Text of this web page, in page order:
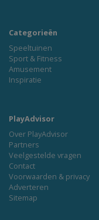
Categorieën
Speeltuinen
Sport & Fitness
Amusement
Inspiratie
PlayAdvisor
Over PlayAdvisor
Partners
Veelgestelde vragen
Contact
Voorwaarden & privacy
Adverteren
Sitemap